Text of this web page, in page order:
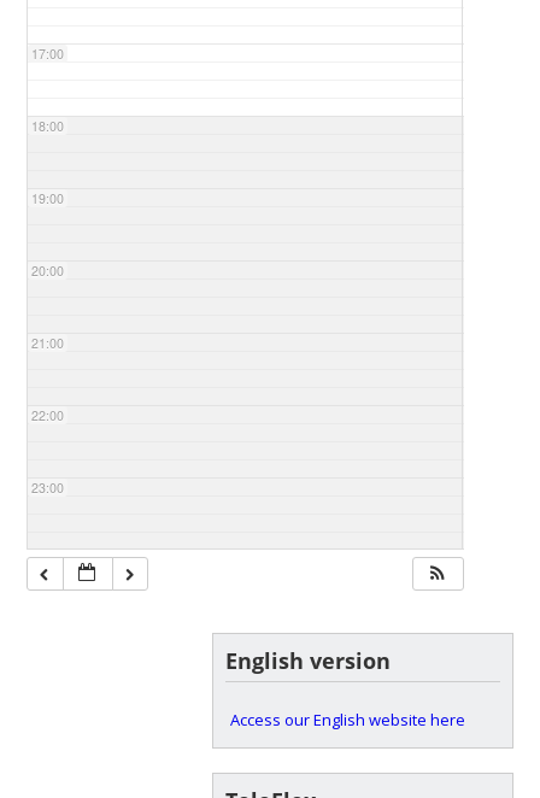
17:00
18:00
19:00
20:00
21:00
22:00
23:00
English version
Access our English website here